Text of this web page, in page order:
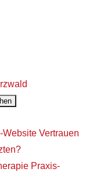
Vertrauen
Praxis-